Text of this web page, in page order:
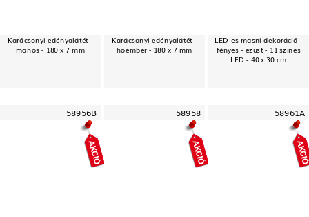
Karácsonyi edényalátét -
manós - 180 x 7 mm
Karácsonyi edényalátét -
hóember - 180 x 7 mm
LED-es masni dekoráció -
fényes - ezüst - 11 színes
LED - 40 x 30 cm
58956B 58958 58961A